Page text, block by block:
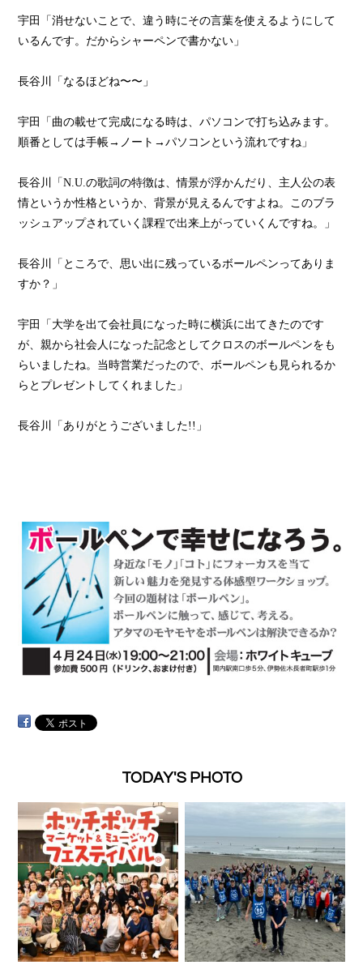
宇田「消せないことで、違う時にその言葉を使えるようにして
いるんです。だからシャーペンで書かない」
長谷川「なるほどね〜〜」
宇田「曲の載せて完成になる時は、パソコンで打ち込みます。
順番としては手帳→ノート→パソコンという流れですね」
長谷川「N.U.の歌詞の特徴は、情景が浮かんだり、主人公の表
情というか性格というか、背景が見えるんですよね。このブラ
ッシュアップされていく課程で出来上がっていくんですね。」
長谷川「ところで、思い出に残っているボールペンってありま
すか？」
宇田「大学を出て会社員になった時に横浜に出てきたのです
が、親から社会人になった記念としてクロスのボールペンをも
らいましたね。当時営業だったので、ボールペンも見られるか
らとプレゼントしてくれました」
長谷川「ありがとうございました!!」
TODAY'S PHOTO